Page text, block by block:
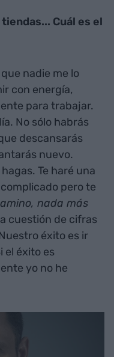
Cuál es el
nadie me lo
con energía,
para trabajar.
No sólo habrás
descansarás
nuevo.
Te haré una
pero te
nada más
cuestión de cifras
éxito es ir
el éxito es
yo no he